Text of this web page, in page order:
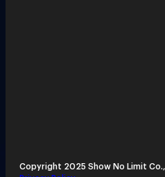
Copyright 2025 Show No Limit